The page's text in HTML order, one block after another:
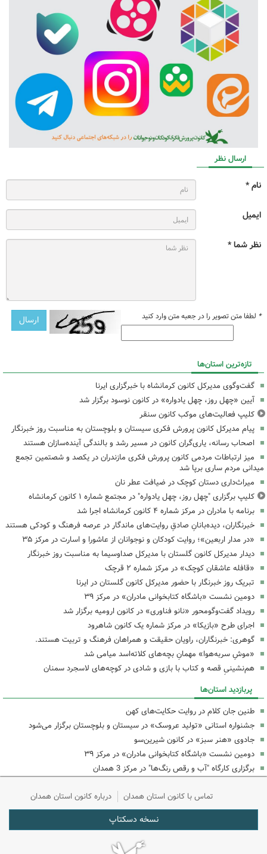
ارسال نظر
نام *
ایمیل
نظر شما *
* لطفا متن تصویر را در جعبه متن وارد کنید
تازه‌ترین استان‌ها
گفت‌وگوی مدیرکل کانون کرمانشاه با خبرگزاری ایرنا
آیین «چهل روز، چهل یادواره» در کانون نوسود برگزار شد
کلیپ فعالیت‌های موکب کانون سنقر
پیام مدیرکل کانون پرورش فکری سیستان و بلوچستان به مناسبت روز خبرنگار
اصحاب رسانه، یاری‌گران کانون در مسیر رشد و بالندگی آینده‌سازان هستند
میز ارتباطات مردمی کانون پرورش فکری مازندران در یکصد و شصتمین تجمع
میدانی مردم ساری برپا شد
میراث‌داری دستان کوچک در ضیافت عطر نان
کلیپ برگزاری "چهل روز، چهل یادواره" در مجتمع شماره ۱ کانون کرمانشاه
برنامه با مادران در مرکز شماره ۴ کانون کرمانشاه اجرا شد
خبرنگاران، دیده‌بانانِ صادقِ روایت‌های ماندگار در عرصه فرهنگ و کودکی هستند
«در مدار اربعین»؛ روایت کودکان و نوجوانان از عاشورا و اسارت در مرکز ۳۵
دیدار مدیرکل کانون گلستان با مدیرکل صداوسیما به مناسبت روز خبرنگار
«قافله عاشقان کوچک» در مرکز شماره ۲ قرچک
تبریک روز خبرنگار با حضور مدیرکل کانون گلستان در ایرنا
دومین نشست «باشگاه کتابخوانی مادران» در مرکز ۳۹
رویداد گفت‌وگومحور «نانو فناوری» در کانون ارومیه برگزار شد
اجرای طرح «بازیکا» در مرکز شماره یک کانون شاهرود
گوهری: خبرنگاران، راویان حقیقت و همراهان فرهنگ و تربیت هستند.
«موشِ سربه‌هوا» مهمانِ بچه‌های کلاته‌اسد میامی شد
هم‌نشینیِ قصه و کتاب با بازی و شادی در کوچه‌های لاسجرد سمنان
پربازدید استان‌ها
طنین جان کلام در روایت حکایت‌های کهن
جشنواره استانی «تولید عروسک» در سیستان و بلوچستان برگزار می‌شود
جادوی «هنر سبز» در کانون شیرین‌سو
دومین نشست «باشگاه کتابخوانی مادران» در مرکز ۳۹
برگزاری کارگاه "آب و رقص رنگ‌ها" در مرکز 3 همدان
تماس با کانون استان همدان درباره کانون استان همدان
نسخه دسکتاپ